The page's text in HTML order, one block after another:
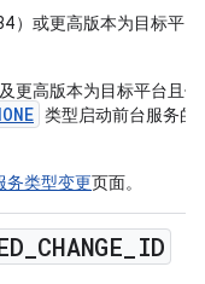
）或更高版本为目标平
更高版本为目标平台且
类型启动前台服务的
务类型变更页面。
CHANGE ID